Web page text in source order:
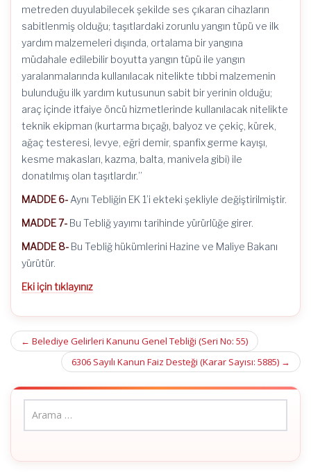
metreden duyulabilecek şekilde ses çıkaran cihazların
sabitlenmiş olduğu; taşıtlardaki zorunlu yangın tüpü ve ilk
yardım malzemeleri dışında, ortalama bir yangına
müdahale edilebilir boyutta yangın tüpü ile yangın
yaralanmalarında kullanılacak nitelikte tıbbi malzemenin
bulunduğu ilk yardım kutusunun sabit bir yerinin olduğu;
araç içinde itfaiye öncü hizmetlerinde kullanılacak nitelikte
teknik ekipman (kurtarma bıçağı, balyoz ve çekiç, kürek,
ağaç testeresi, levye, eğri demir, spanfix germe kayışı,
kesme makasları, kazma, balta, manivela gibi) ile
donatılmış olan taşıtlardır.”
MADDE 6- Aynı Tebliğin EK 1’i ekteki şekliyle değiştirilmiştir.
MADDE 7- Bu Tebliğ yayımı tarihinde yürürlüğe girer.
MADDE 8- Bu Tebliğ hükümlerini Hazine ve Maliye Bakanı
yürütür.
Eki için tıklayınız
Post
navigation
← Belediye Gelirleri Kanunu Genel Tebliği (Seri No: 55)
6306 Sayılı Kanun Faiz Desteği (Karar Sayısı: 5885) →